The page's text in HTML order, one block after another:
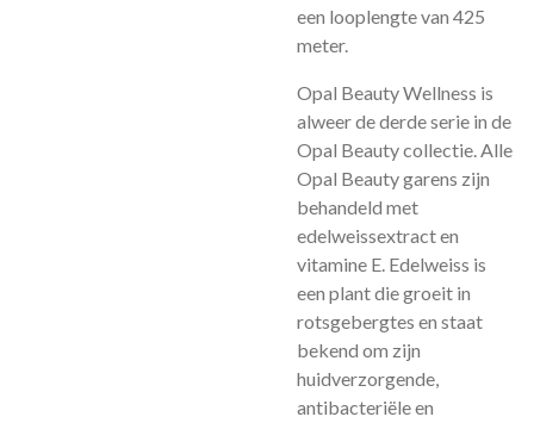
een looplengte van 425
meter.
Opal Beauty Wellness is
alweer de derde serie in de
Opal Beauty collectie. Alle
Opal Beauty garens zijn
behandeld met
edelweissextract en
vitamine E. Edelweiss is
een plant die groeit in
rotsgebergtes en staat
bekend om zijn
huidverzorgende,
antibacteriële en